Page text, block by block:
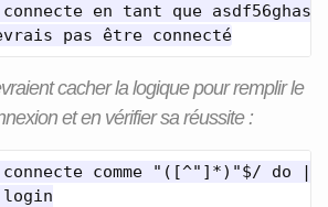
en tant que
cacher la logique pour remplir le
et en vérifier sa réussite :
connecte comme "([^"]*)"$/ do
login